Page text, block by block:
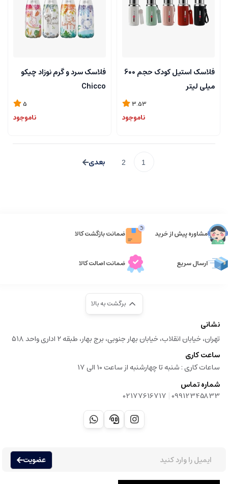
فلاسک استیل کودک حجم 600
میلی لیتر
3.53
ناموجود
فلاسک سرد و گرم نوزاد چیکو
Chicco
5
ناموجود
1
2
مشاوره پیش از خرید ضمانت بازگشت کالا
ارسال سریع ضمانت اصالت کالا
برگشت به بالا
نشانی
تهران، خیابان انقلاب، خیابان بهار جنوبی، برج بهار، طبقه ۲ اداری واحد ۵۱۸
ساعت کاری
ساعات کاری :‌ شنبه تا چهارشنبه از ساعت 10 الی 17
شماره تماس
09912345833
|
02177616717
عضویت